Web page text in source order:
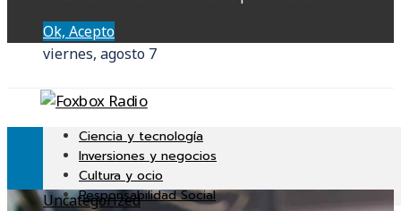
Ok, Acepto
viernes, agosto 7
Ciencia y tecnología
Inversiones y negocios
Cultura y ocio
Responsabilidad Social
Uncategorized